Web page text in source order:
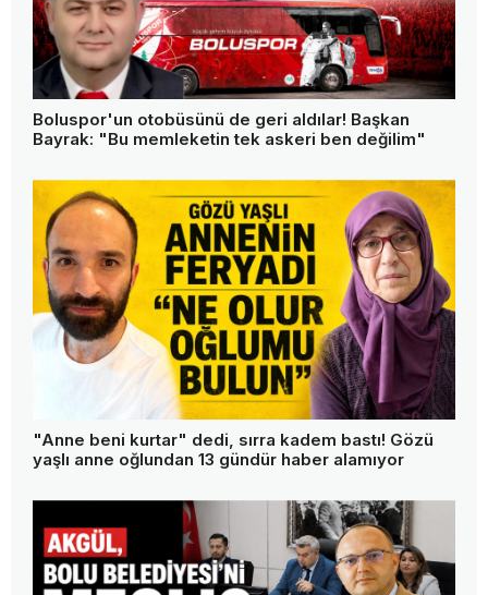
Boluspor'un otobüsünü de geri aldılar! Başkan
Bayrak: "Bu memleketin tek askeri ben değilim"
"Anne beni kurtar" dedi, sırra kadem bastı! Gözü
yaşlı anne oğlundan 13 gündür haber alamıyor